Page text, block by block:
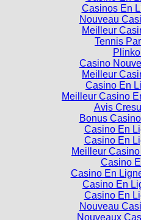
Casinos En
Nouveau
Meilleur
Tennis
Casino
Meilleur
Casino En
Meilleur Casino
Avis
Bonus
Casino En
Casino En
Meilleur
Casino
Casino En
Casino En
Casino En
Nouveau
Nouveaux